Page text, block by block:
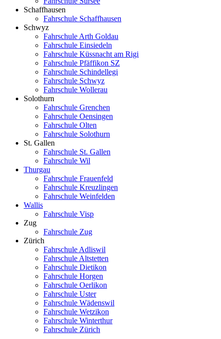
Schaffhausen
Fahrschule Schaffhausen
Schwyz
Fahrschule Arth Goldau
Fahrschule Einsiedeln
Fahrschule Küssnacht am Rigi
Fahrschule Pfäffikon SZ
Fahrschule Schindellegi
Fahrschule Schwyz
Fahrschule Wollerau
Solothurn
Fahrschule Grenchen
Fahrschule Oensingen
Fahrschule Olten
Fahrschule Solothurn
St. Gallen
Fahrschule St. Gallen
Fahrschule Wil
Thurgau
Fahrschule Frauenfeld
Fahrschule Kreuzlingen
Fahrschule Weinfelden
Wallis
Fahrschule Visp
Zug
Fahrschule Zug
Zürich
Fahrschule Adliswil
Fahrschule Altstetten
Fahrschule Dietikon
Fahrschule Horgen
Fahrschule Oerlikon
Fahrschule Uster
Fahrschule Wädenswil
Fahrschule Wetzikon
Fahrschule Winterthur
Fahrschule Zürich